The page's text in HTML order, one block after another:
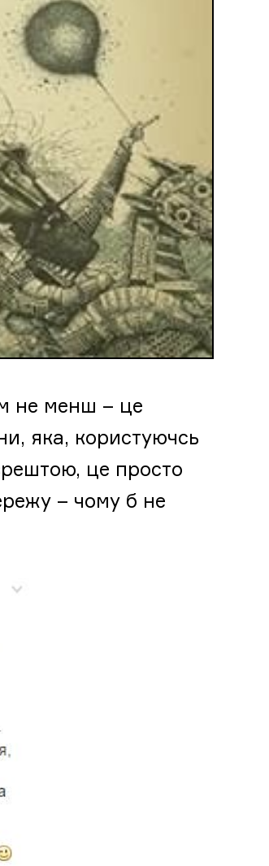
не менш – це
яка, користуючсь
це просто
– чому б не